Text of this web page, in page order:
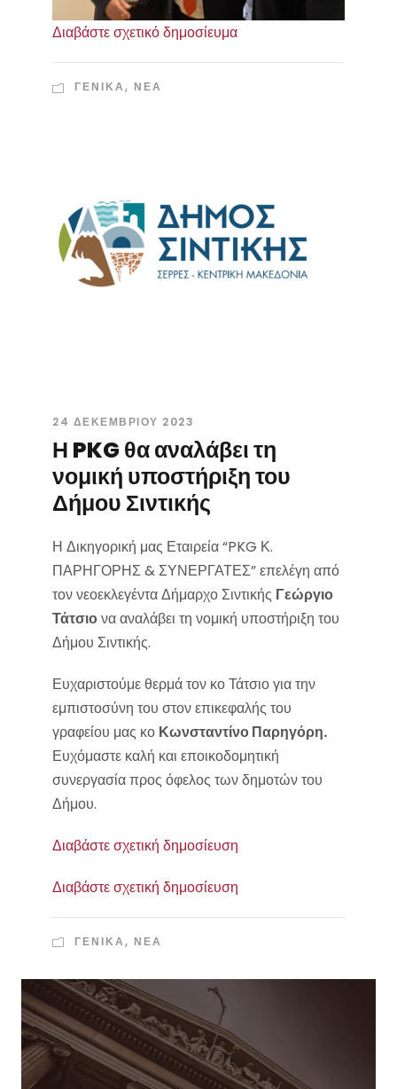
Διαβάστε σχετικό δημοσίευμα
ΓΕΝΙΚΑ, ΝΈΑ
24 ΔΕΚΕΜΒΡΊΟΥ 2023
Η PKG θα αναλάβει τη
νομική υποστήριξη του
Δήμου Σιντικής
Η Δικηγορική μας Εταιρεία “PKG Κ.
ΠΑΡΗΓΟΡΗΣ & ΣΥΝΕΡΓΑΤΕΣ” επελέγη από
τον νεοεκλεγέντα Δήμαρχο Σιντικής Γεώργιο
Τάτσιονα αναλάβει τη νομική υποστήριξη του
Δήμου Σιντικής.
Ευχαριστούμε θερμά τον κο Τάτσιο για την
εμπιστοσύνη του στον επικεφαλής του
γραφείου μας κο Κωνσταντίνο Παρηγόρη.
Ευχόμαστε καλή και εποικοδομητική
συνεργασία προς όφελος των δημοτών του
Δήμου.
Διαβάστε σχετική δημοσίευση
Διαβάστε σχετική δημοσίευση
ΓΕΝΙΚΑ, ΝΈΑ